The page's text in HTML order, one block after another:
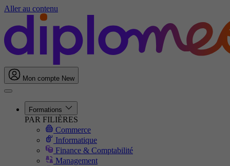
Aller au contenu
Mon compte New
Formations
PAR FILIÈRES
Commerce
Informatique
Finance & Comptabilité
Management